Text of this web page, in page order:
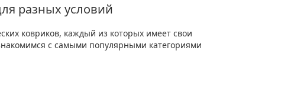
разных условий
ковриков, каждый из которых имеет свои
с самыми популярными категориями